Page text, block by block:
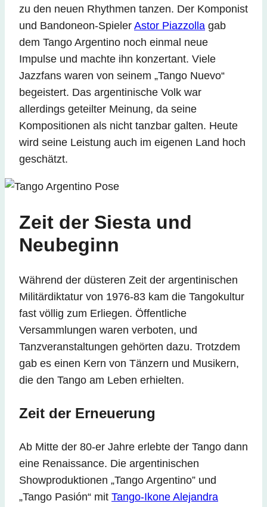
zu den neuen Rhythmen tanzen. Der Komponist
und Bandoneon-Spieler Astor Piazzolla gab
dem Tango Argentino noch einmal neue
Impulse und machte ihn konzertant. Viele
Jazzfans waren von seinem „Tango Nuevo“
begeistert. Das argentinische Volk war
allerdings geteilter Meinung, da seine
Kompositionen als nicht tanzbar galten. Heute
wird seine Leistung auch im eigenen Land hoch
geschätzt.
Zeit der Siesta und
Neubeginn
Während der düsteren Zeit der argentinischen
Militärdiktatur von 1976-83 kam die Tangokultur
fast völlig zum Erliegen. Öffentliche
Versammlungen waren verboten, und
Tanzveranstaltungen gehörten dazu. Trotzdem
gab es einen Kern von Tänzern und Musikern,
die den Tango am Leben erhielten.
Zeit der Erneuerung
Ab Mitte der 80-er Jahre erlebte der Tango dann
eine Renaissance. Die argentinischen
Showproduktionen „Tango Argentino” und
„Tango Pasión“ mit Tango-Ikone Alejandra